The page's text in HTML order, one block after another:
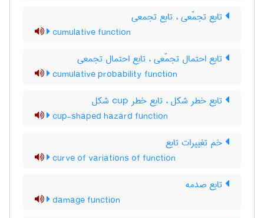
تابع تجمّعی ، تابع تجمعی
cumulative function
تابع احتمال تجمّعی ، تابع احتمال تجمعی
cumulative probability function
تابع خطر شکل ، تابع خطر ‌c‌u‌p شکل
cup-shaped hazard function
خم تغییرات تابع
curve of variations of function
تابع صدمه
damage function